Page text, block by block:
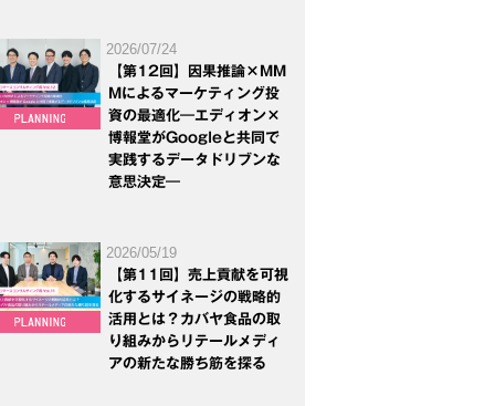
2026/07/24
【第12回】因果推論×MM
Mによるマーケティング投
資の最適化―エディオン×
博報堂がGoogleと共同で
実践するデータドリブンな
意思決定―
2026/05/19
【第11回】売上貢献を可視
化するサイネージの戦略的
活用とは？カバヤ食品の取
り組みからリテールメディ
アの新たな勝ち筋を探る